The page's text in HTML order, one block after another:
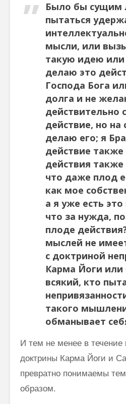
Было бы сущим
пытаться
мысли, или
такую идею или
делаю это
Господа Бога
долга и не
действительно
действие, но
делаю его; я
действие
действия
что даже плод
как мое
а я уже есть
что за нужда,
плоде
мыслей не
с доктриной
Карма Йоги или
всякий, кто
такого
обманывает
И тем не менее в течение
доктрины Карма Йоги и
превратно понимаемы
образом.